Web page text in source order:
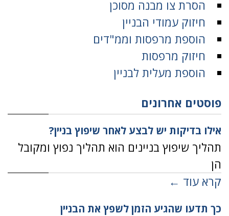
הסרת צו מבנה מסוכן
חיזוק עמודי הבניין
הוספת מרפסות וממ"דים
חיזוק מרפסות
הוספת מעלית לבניין
פוסטים אחרונים
אילו בדיקות יש לבצע לאחר שיפוץ בניין?
תהליך שיפוץ בניינים הוא תהליך נפוץ ומקובל
הן
קרא עוד ←
כך תדעו שהגיע הזמן לשפץ את הבניין